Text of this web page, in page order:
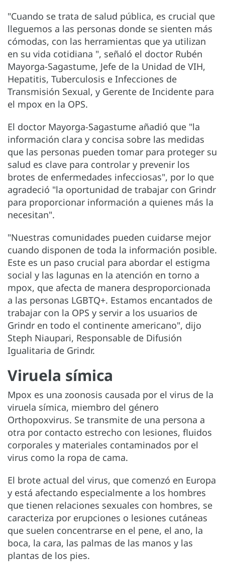
"Cuando se trata de salud pública, es crucial que
lleguemos a las personas donde se sienten más
cómodas, con las herramientas que ya utilizan
en su vida cotidiana ", señaló el doctor Rubén
Mayorga-Sagastume, Jefe de la Unidad de VIH,
Hepatitis, Tuberculosis e Infecciones de
Transmisión Sexual, y Gerente de Incidente para
el mpox en la OPS.
El doctor Mayorga-Sagastume añadió que "la
información clara y concisa sobre las medidas
que las personas pueden tomar para proteger su
salud es clave para controlar y prevenir los
brotes de enfermedades infecciosas", por lo que
agradeció "la oportunidad de trabajar con Grindr
para proporcionar información a quienes más la
necesitan".
"Nuestras comunidades pueden cuidarse mejor
cuando disponen de toda la información posible.
Este es un paso crucial para abordar el estigma
social y las lagunas en la atención en torno a
mpox, que afecta de manera desproporcionada
a las personas LGBTQ+. Estamos encantados de
trabajar con la OPS y servir a los usuarios de
Grindr en todo el continente americano", dijo
Steph Niaupari, Responsable de Difusión
Igualitaria de Grindr.
Viruela símica
Mpox es una zoonosis causada por el virus de la
viruela símica, miembro del género
Orthopoxvirus. Se transmite de una persona a
otra por contacto estrecho con lesiones, fluidos
corporales y materiales contaminados por el
virus como la ropa de cama.
El brote actual del virus, que comenzó en Europa
y está afectando especialmente a los hombres
que tienen relaciones sexuales con hombres, se
caracteriza por erupciones o lesiones cutáneas
que suelen concentrarse en el pene, el ano, la
boca, la cara, las palmas de las manos y las
plantas de los pies.